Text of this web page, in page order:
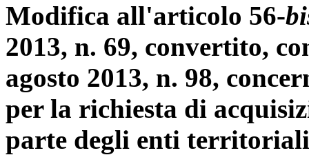
Modifica all'articolo 56-
2013, n. 69, convertito,
agosto 2013, n. 98,
per la richiesta di
parte degli enti